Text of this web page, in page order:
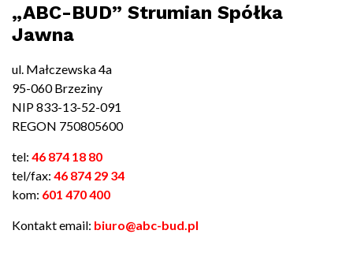
„ABC-BUD” Strumian Spółka
Jawna
ul. Małczewska 4a
95-060 Brzeziny
NIP 833-13-52-091
REGON 750805600
tel: 46 874 18 80
tel/fax: 46 874 29 34
kom: 601 470 400
Kontakt email: biuro@abc-bud.pl